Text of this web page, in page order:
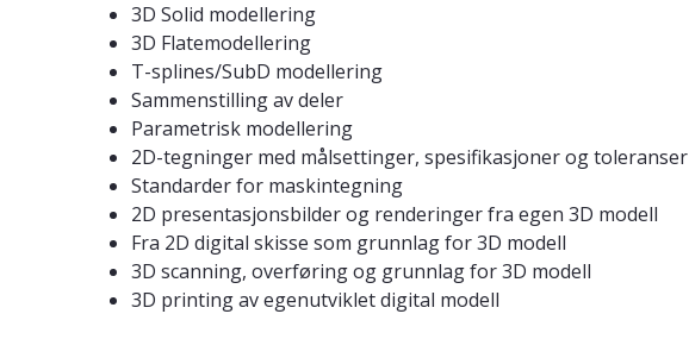
3D Solid modellering
3D Flatemodellering
T-splines/SubD modellering
Sammenstilling av deler
Parametrisk modellering
2D-tegninger med målsettinger, spesifikasjoner og toleranser
Standarder for maskintegning
2D presentasjonsbilder og renderinger fra egen 3D modell
Fra 2D digital skisse som grunnlag for 3D modell
3D scanning, overføring og grunnlag for 3D modell
3D printing av egenutviklet digital modell